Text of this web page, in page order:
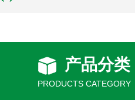
产品分类
PRODUCTS CATEGORY